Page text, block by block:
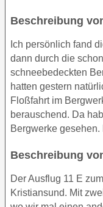
Beschreibung
Ich persönlich fand
dann durch die
schneebedeckten
hatten gestern
Floßfahrt im
berauschend. Da
Bergwerke
Beschreibung
Der Ausflug 11 E
Kristiansund. Mit